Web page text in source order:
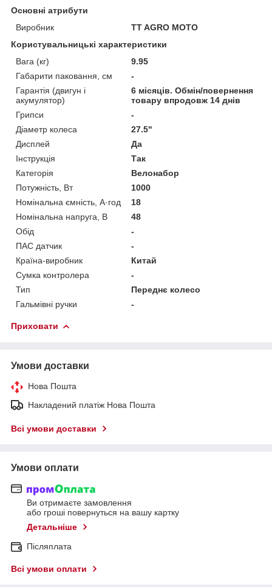
Основні атрибути
Виробник
TT AGRO MOTO
Користувальницькі характеристики
Вага (кг)
9.95
Габарити паковання, см
-
Гарантія (двигун і
акумулятор)
6 місяців. Обмін/повернення
товару впродовж 14 днів
Грипси
-
Діаметр колеса
27.5"
Дисплей
Да
Інструкція
Так
Категорія
Велонабор
Потужність, Вт
1000
Номінальна ємність, А·год
18
Номінальна напруга, В
48
Обід
-
ПАС датчик
-
Країна-виробник
Китай
Сумка контролера
-
Тип
Переднє колесо
Гальмівні ручки
-
Приховати
Умови доставки
Нова Пошта
Накладений платіж Нова Пошта
Всі умови доставки
Умови оплати
Ви отримаєте замовлення
або гроші повернуться на вашу картку
Детальніше
Післяплата
Всі умови оплати